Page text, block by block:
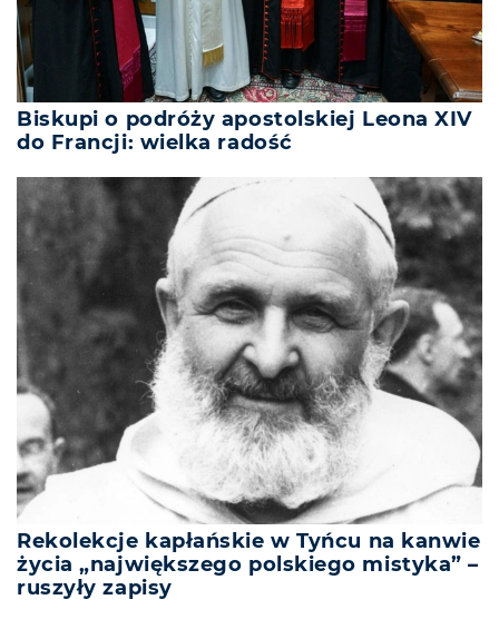
Biskupi o podróży apostolskiej Leona XIV
do Francji: wielka radość
Rekolekcje kapłańskie w Tyńcu na kanwie
życia „największego polskiego mistyka” –
ruszyły zapisy